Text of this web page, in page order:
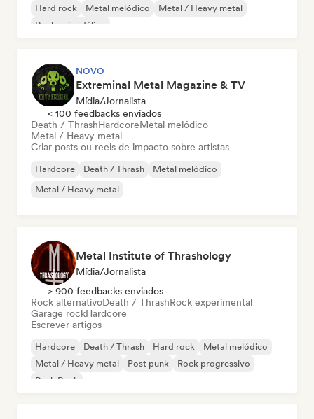
Hard rock Metal melódico
Metal / Heavy metal
Rock psicodélico
NOVO
Extreminal Metal Magazine & TV
Mídia/Jornalista
< 100 feedbacks enviados
Death / ThrashHardcoreMetal melódico
Metal / Heavy metal
Criar posts ou reels de impacto sobre artistas
Hardcore Death / Thrash
Metal melódico
Metal / Heavy metal
Metal Institute of Thrashology
Mídia/Jornalista
> 900 feedbacks enviados
Rock alternativoDeath / ThrashRock experimental
Garage rockHardcore
Escrever artigos
Hardcore Death / Thrash Hard rock
Metal melódico
Metal / Heavy metal
Post punk
Rock progressivo
Punk Rock